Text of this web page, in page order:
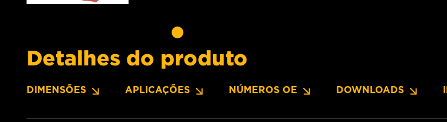
Detalhes do produto
DIMENSÕES APLICAÇÕES NÚMEROS OE DOWNLOADS